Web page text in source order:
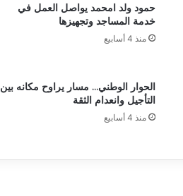
حمود ولد امحمد يواصل العمل في
خدمة المساجد وتجهيزها
منذ 4 أسابيع
الحوار الوطني… مسار يراوح مكانه بين
التأجيل وانعدام الثقة
منذ 4 أسابيع